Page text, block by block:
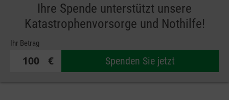
Ihre Spende unterstützt unsere
Katastrophenvorsorge und Nothilfe!
Ihr Betrag
€ Spenden Sie jetzt